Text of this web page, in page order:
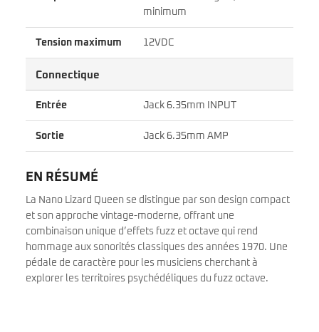
minimum
Tension maximum 12VDC
Connectique
Entrée Jack 6.35mm INPUT
Sortie Jack 6.35mm AMP
EN RÉSUMÉ
La Nano Lizard Queen se distingue par son design compact
et son approche vintage-moderne, offrant une
combinaison unique d’effets fuzz et octave qui rend
hommage aux sonorités classiques des années 1970. Une
pédale de caractère pour les musiciens cherchant à
explorer les territoires psychédéliques du fuzz octave.